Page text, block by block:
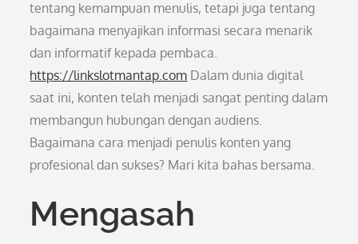
tentang kemampuan menulis, tetapi juga tentang
bagaimana menyajikan informasi secara menarik
dan informatif kepada pembaca.
https://linkslotmantap.com Dalam dunia digital
saat ini, konten telah menjadi sangat penting dalam
membangun hubungan dengan audiens.
Bagaimana cara menjadi penulis konten yang
profesional dan sukses? Mari kita bahas bersama.
Mengasah